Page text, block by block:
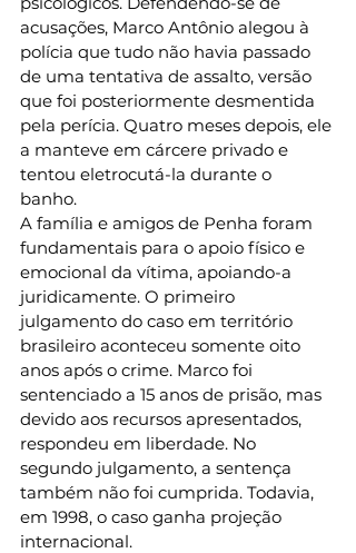
acusações, Marco Antônio alegou à
polícia que tudo não havia passado
de uma tentativa de assalto, versão
que foi posteriormente desmentida
pela perícia. Quatro meses depois, ele
a manteve em cárcere privado e
tentou eletrocutá-la durante o
banho.
A família e amigos de Penha foram
fundamentais para o apoio físico e
emocional da vítima, apoiando-a
juridicamente. O primeiro
julgamento do caso em território
brasileiro aconteceu somente oito
anos após o crime. Marco foi
sentenciado a 15 anos de prisão, mas
devido aos recursos apresentados,
respondeu em liberdade. No
segundo julgamento, a sentença
também não foi cumprida. Todavia,
em 1998, o caso ganha projeção
internacional.